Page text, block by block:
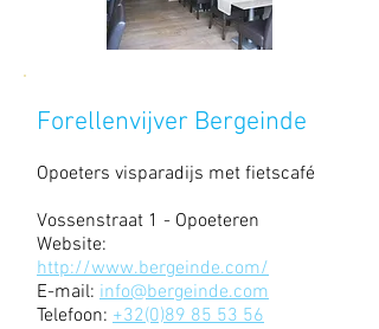
Forellenvijver Bergeinde
Opoeters visparadijs met fietscafé
Vossenstraat 1 - Opoeteren
Website:
http://www.bergeinde.com/
E-mail: info@bergeinde.com
Telefoon: +32(0)89 85 53 56